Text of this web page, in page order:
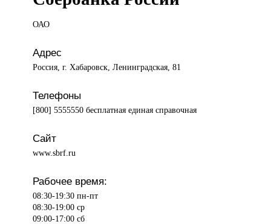
ОАО
Адрес
Россия, г. Хабаровск, Ленинградская, 81
Телефоны
[800] 5555550 бесплатная единая справочная
Сайт
www.sbrf.ru
Рабочее время:
08:30-19:30 пн-пт
08:30-19:00 ср
09:00-17:00 сб